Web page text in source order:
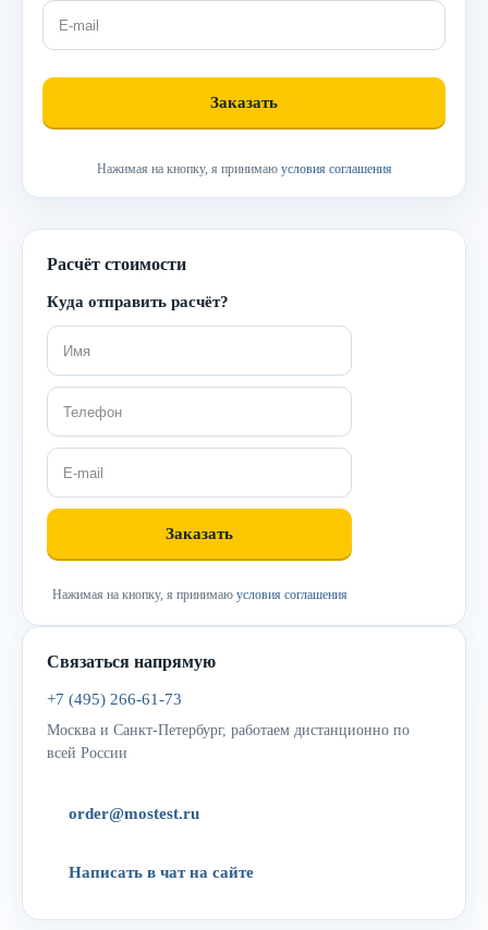
Нажимая на кнопку, я принимаю условия соглашения
Расчёт стоимости
Куда отправить расчёт?
Нажимая на кнопку, я принимаю условия соглашения
Связаться напрямую
+7 (495) 266-61-73
Москва и Санкт-Петербург, работаем дистанционно по
всей России
order@mostest.ru
Написать в чат на сайте